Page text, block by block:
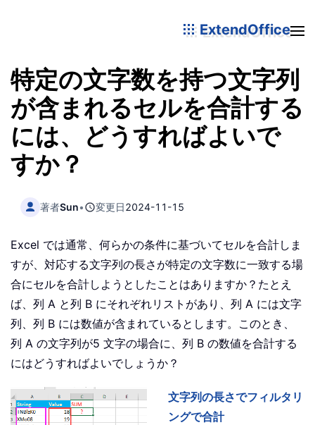
ExtendOffice
特定の文字数を持つ文字列
が含まれるセルを合計する
には、どうすればよいで
すか？
著者Sun• 変更日2024-11-15
Excel では通常、何らかの条件に基づいてセルを合計しま
すが、対応する文字列の長さが特定の文字数に一致する場
合にセルを合計しようとしたことはありますか？たとえ
ば、列 A と列 B にそれぞれリストがあり、列 A には文字
列、列 B には数値が含まれているとします。このとき、
列 A の文字列が5 文字の場合に、列 B の数値を合計する
にはどうすればよいでしょうか？
文字列の長さでフィルタリ
ングで合計